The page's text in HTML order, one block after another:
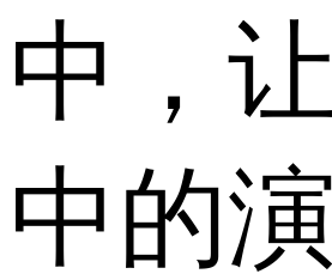
中，
中的